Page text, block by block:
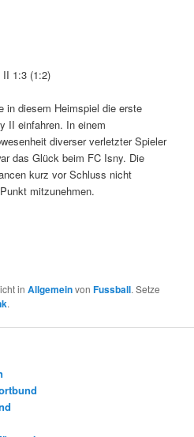
1:3 (1:2)
in diesem Heimspiel die erste
II einfahren. In einem
diverser verletzter Spieler
das Glück beim FC Isny. Die
kurz vor Schluss nicht
mitzunehmen.
inAllgemeinvonFussball. Setze
.